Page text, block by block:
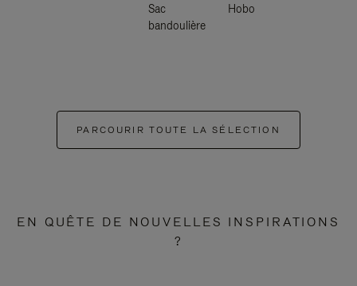
Sac
bandoulière
Hobo
PARCOURIR TOUTE LA SÉLECTION
EN QUÊTE DE NOUVELLES INSPIRATIONS
?